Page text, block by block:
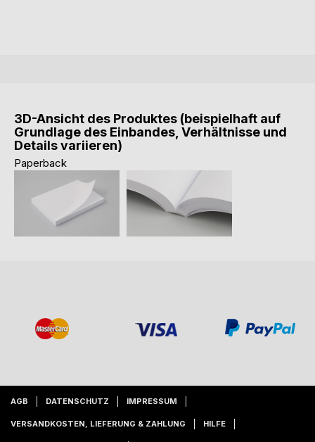
3D-Ansicht des Produktes (beispielhaft auf
Grundlage des Einbandes, Verhältnisse und
Details variieren)
Paperback
AGB DATENSCHUTZ IMPRESSUM
VERSANDKOSTEN, LIEFERUNG & ZAHLUNG HILFE